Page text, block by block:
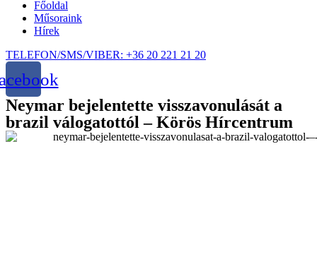
Főoldal
Műsoraink
Hírek
TELEFON/SMS/VIBER: +36 20 221 21 20
Neymar bejelentette visszavonulását a
brazil válogatottól – Körös Hírcentrum